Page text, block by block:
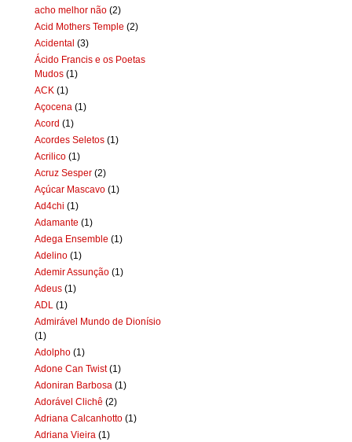
acho melhor não (2)
Acid Mothers Temple (2)
Acidental (3)
Ácido Francis e os Poetas
Mudos (1)
ACK (1)
Açocena (1)
Acord (1)
Acordes Seletos (1)
Acrilico (1)
Acruz Sesper (2)
Açúcar Mascavo (1)
Ad4chi (1)
Adamante (1)
Adega Ensemble (1)
Adelino (1)
Ademir Assunção (1)
Adeus (1)
ADL (1)
Admirável Mundo de Dionísio
(1)
Adolpho (1)
Adone Can Twist (1)
Adoniran Barbosa (1)
Adorável Clichê (2)
Adriana Calcanhotto (1)
Adriana Vieira (1)